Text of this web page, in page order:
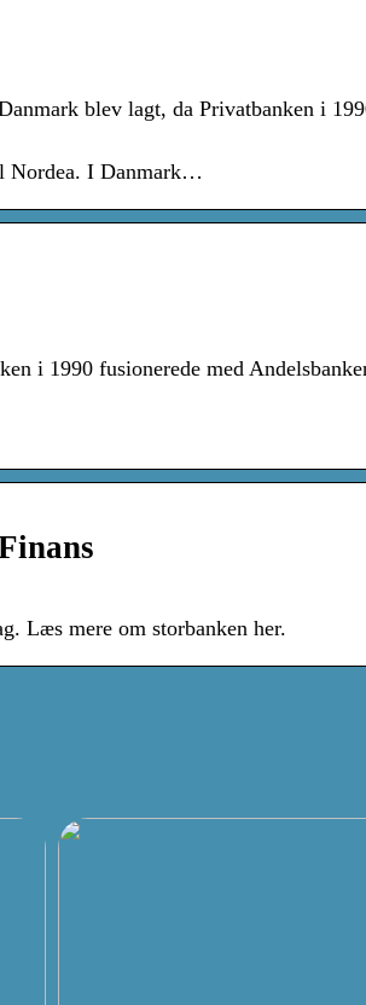
blev lagt, da Privatbanken i
Nordea. I Danmark…
i 1990 fusionerede med
Læs mere om storbanken her.